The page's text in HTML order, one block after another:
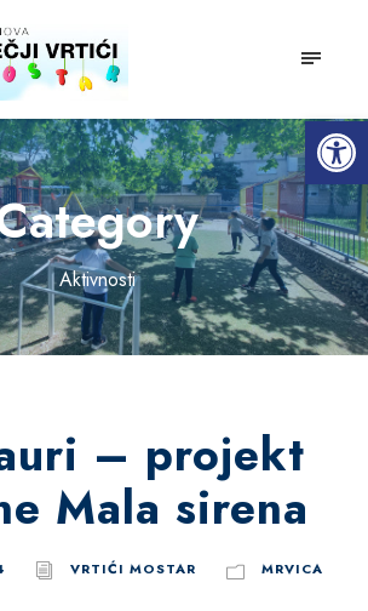
Open toolbar
Aktivnosti
– projekt
Mala sirena
VRTIĆI MOSTAR MRVICA